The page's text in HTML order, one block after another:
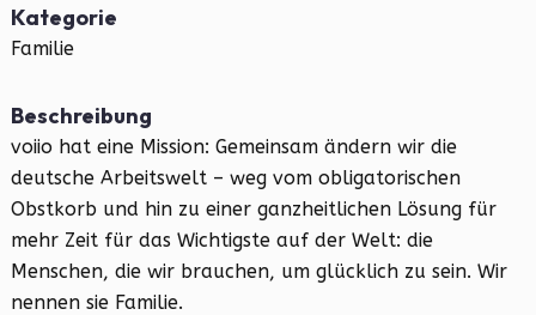
Kategorie
Familie
Beschreibung
voiio hat eine Mission: Gemeinsam ändern wir die
deutsche Arbeitswelt – weg vom obligatorischen
Obstkorb und hin zu einer ganzheitlichen Lösung für
mehr Zeit für das Wichtigste auf der Welt: die
Menschen, die wir brauchen, um glücklich zu sein. Wir
nennen sie Familie.